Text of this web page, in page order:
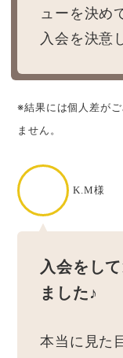
ューを決め
入会を決意
※結果には個人差が
ません。
K.M様
入会をし
ました♪
本当に見た